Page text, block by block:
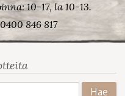
10-17, la 10-13.
846 817